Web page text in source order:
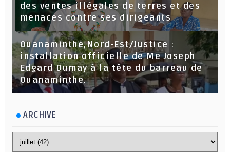
des ventes illégales de terres et des
menaces contre ses dirigeants
Ouanaminthe,Nord-Est/Justice :
installation officielle de Me Joseph
Edgard Dumay à la tête du barreau de
Ouanaminthe.
ARCHIVE